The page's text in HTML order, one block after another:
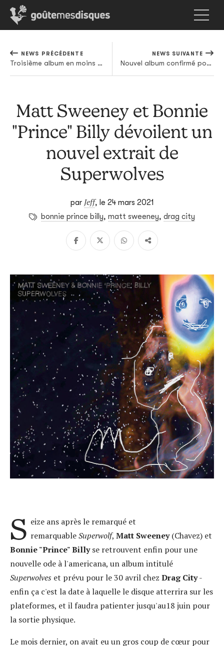
NEWS PRÉCÉDENTE
Troisième album en moins d'un an pour Trees Speak, pépite kraut signée sur Soul Jazz
NEWS SUIVANTE
Nouvel album confirmé pour Andy Stott
Matt Sweeney et Bonnie
"Prince" Billy dévoilent un
nouvel extrait de
Superwolves
par Jeff, le 24 mars 2021
bonnie prince billy, matt sweeney, drag city
S eize ans après le remarqué et
remarquableSuperwolf, Matt Sweeney(Chavez) et
Bonnie "Prince" Billyse retrouvent enfin pour une
nouvelle ode à l'americana, un album intitulé
Superwolves et prévu pour le 30 avril chez Drag City-
enfin ça c'est la date à laquelle le disque atterrira sur les
plateformes, et il faudra patienter jusqu'au18 juin pour
la sortie physique.
Le mois dernier, on avait eu un gros coup de cœur pour